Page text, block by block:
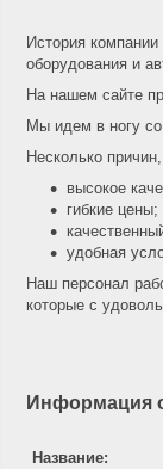
История
оборудования и
На нашем сайте
Мы идем в ногу
Несколько
высокое
гибкие цены;
удобная
Наш персонал
которые с
Информация
Название: